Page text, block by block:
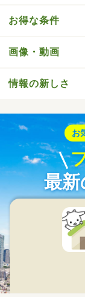
お得な条件
画像・動画
情報の新しさ
お
最新